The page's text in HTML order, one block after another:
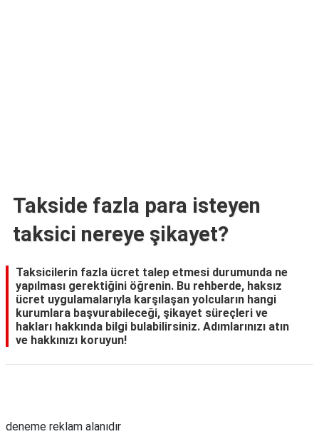
Takside fazla para isteyen
taksici nereye şikayet?
Taksicilerin fazla ücret talep etmesi durumunda ne
yapılması gerektiğini öğrenin. Bu rehberde, haksız
ücret uygulamalarıyla karşılaşan yolcuların hangi
kurumlara başvurabileceği, şikayet süreçleri ve
hakları hakkında bilgi bulabilirsiniz. Adımlarınızı atın
ve hakkınızı koruyun!
deneme reklam alanıdır